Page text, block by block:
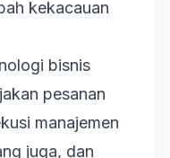
kekacauan
bisnis
pesanan
manajemen
juga, dan